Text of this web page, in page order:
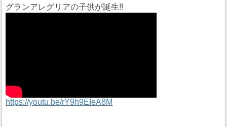
グランアレグリアの子供が誕生!!
https://youtu.be/rY9h9EIeA8M